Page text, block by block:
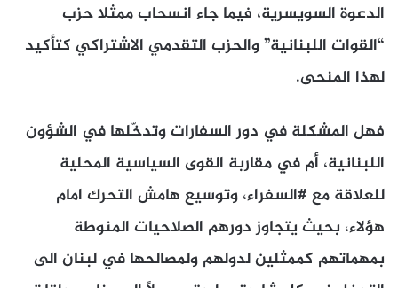
الدعوة السويسرية، فيما جاء انسحاب ممثلا حزب
“القوات اللبنانية” والحزب التقدمي الاشتراكي كتأكيد
لهذا المنحى.
فهل المشكلة في دور السفارات وتدخّلها في الشؤون
اللبنانية، أم في مقاربة القوى السياسية المحلية
للعلاقة مع #السفراء، وتوسيع هامش التحرك امام
هؤلاء، بحيث يتجاوز دورهم الصلاحيات المنوطة
بمهماتهم كممثلين لدولهم ولمصالحها في لبنان الى